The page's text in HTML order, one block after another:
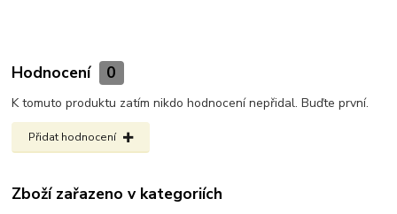
Hodnocení 0
K tomuto produktu zatím nikdo hodnocení nepřidal. Buďte první.
Přidat hodnocení
Zboží zařazeno v kategoriích